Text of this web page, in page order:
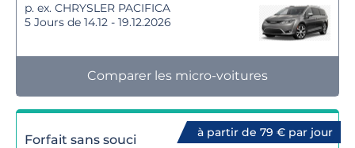
p. ex. CHRYSLER PACIFICA
5 Jours de 14.12 - 19.12.2026
Comparer les micro-voitures
à partir de 79 € par jour
Forfait sans souci